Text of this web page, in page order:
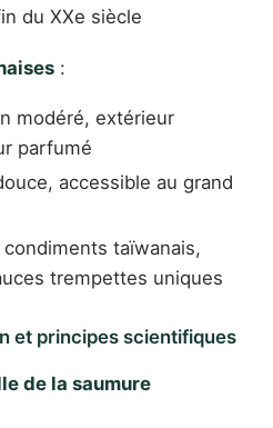
du XXe siècle
:
modéré, extérieur
parfumé
accessible au grand
taïwanais,
trempettes uniques
et principes scientifiques
de la saumure